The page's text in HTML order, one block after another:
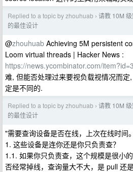
Replied to a topic by zhouhuab › 请教 10M
的最佳设计
@zhouhuab Achieving 5M persistent
Loom virtual threads | Hacker News :
https://news.ycombinator.com/
难, 但能否处理过来要视负载视情况而
定是不同的.
Replied to a topic by zhouhuab › 请教 10M
的最佳设计
"需要查询设备是否在线，上次在线时间
1. 这些设备是连你还是你只负责查？
1.1. 如果你只负责查，这个规模是很小
否经常掉线，查询量大不大，是 pull 还